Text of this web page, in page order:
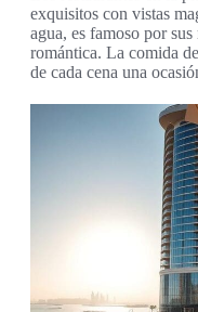
exquisitos con vistas
agua, es famoso por
romántica. La comida
de cada cena una